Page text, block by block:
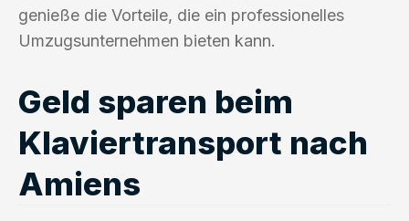
genieße die Vorteile, die ein professionelles
Umzugsunternehmen bieten kann.
Geld sparen beim
Klaviertransport nach
Amiens